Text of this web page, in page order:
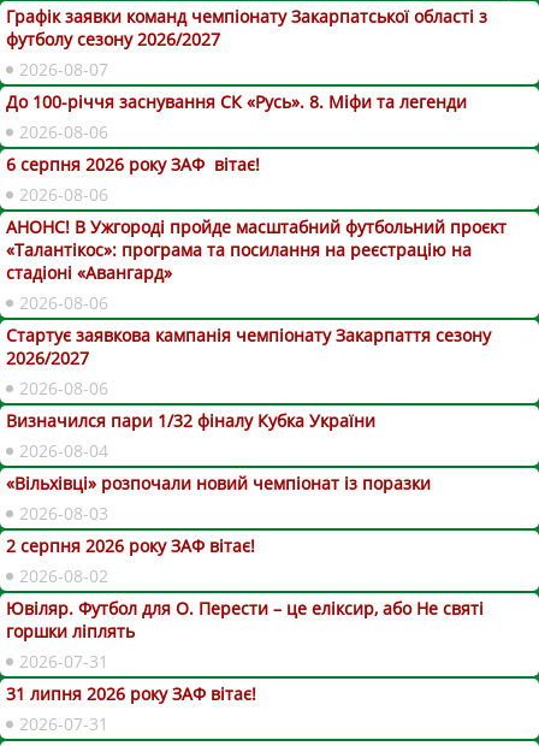
Графік заявки команд чемпіонату Закарпатської області з
футболу сезону 2026/2027
2026-08-07
До 100-річчя заснування СК «Русь». 8. Міфи та легенди
2026-08-06
6 серпня 2026 року ЗАФ вітає!
2026-08-06
АНОНС! В Ужгороді пройде масштабний футбольний проєкт
«Талантікос»: програма та посилання на реєстрацію на
стадіоні «Авангард»
2026-08-06
Стартує заявкова кампанія чемпіонату Закарпаття сезону
2026/2027
2026-08-06
Визначился пари 1/32 фіналу Кубка України
2026-08-04
«Вільхівці» розпочали новий чемпіонат із поразки
2026-08-03
2 серпня 2026 року ЗАФ вітає!
2026-08-02
Ювіляр. Футбол для О. Перести – це еліксир, або Не святі
горшки ліплять
2026-07-31
31 липня 2026 року ЗАФ вітає!
2026-07-31